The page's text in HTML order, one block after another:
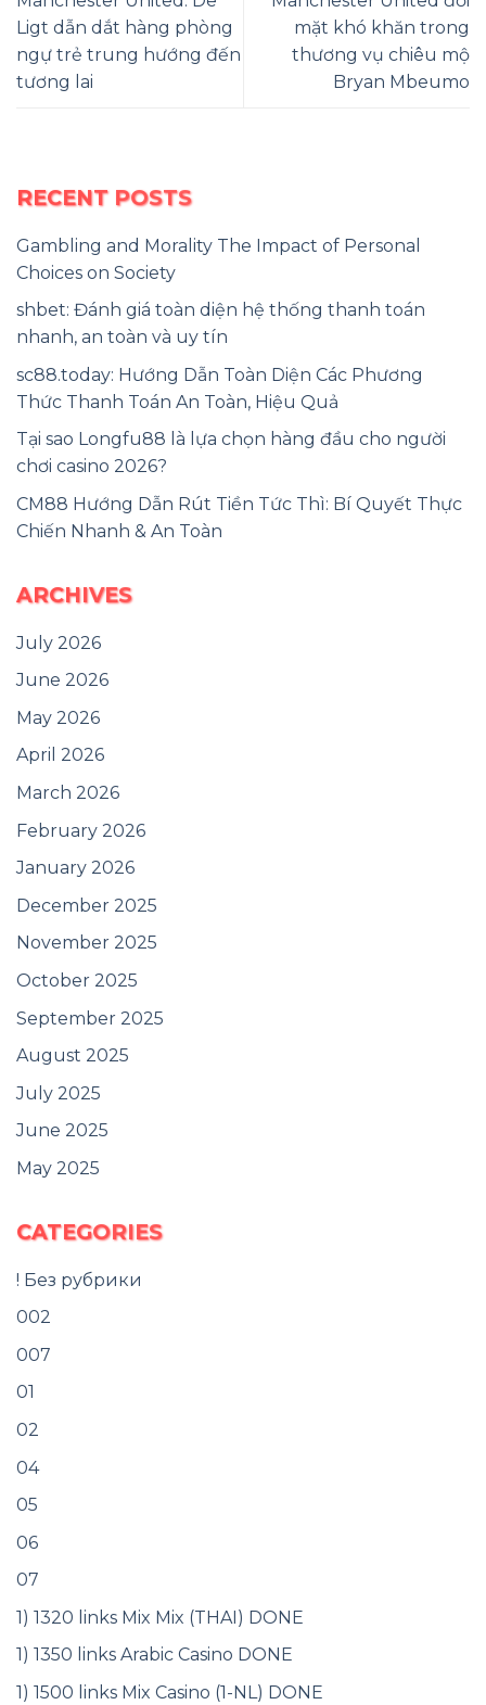
Ligt dẫn dắt hàng phòng
ngự trẻ trung hướng đến
tương lai
mặt khó khăn trong
thương vụ chiêu mộ
Bryan Mbeumo
RECENT POSTS
Gambling and Morality The Impact of Personal
Choices on Society
shbet: Đánh giá toàn diện hệ thống thanh toán
nhanh, an toàn và uy tín
sc88.today: Hướng Dẫn Toàn Diện Các Phương
Thức Thanh Toán An Toàn, Hiệu Quả
Tại sao Longfu88 là lựa chọn hàng đầu cho người
chơi casino 2026?
CM88 Hướng Dẫn Rút Tiền Tức Thì: Bí Quyết Thực
Chiến Nhanh & An Toàn
ARCHIVES
July 2026
June 2026
May 2026
April 2026
March 2026
February 2026
January 2026
December 2025
November 2025
October 2025
September 2025
August 2025
July 2025
June 2025
May 2025
CATEGORIES
! Без рубрики
002
007
01
02
04
05
06
07
1) 1320 links Mix Mix (THAI) DONE
1) 1350 links Arabic Casino DONE
1) 1500 links Mix Casino (1-NL) DONE